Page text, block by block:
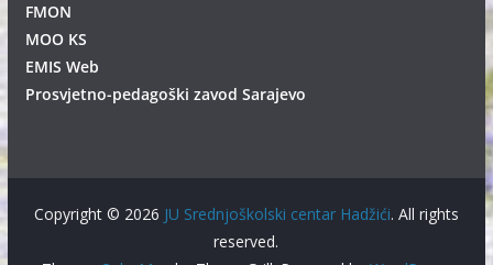
FMON
MOO KS
EMIS Web
Prosvjetno-pedagoški zavod Sarajevo
Copyright © 2026 JU Srednjoškolski centar Hadžići. All rights
reserved.